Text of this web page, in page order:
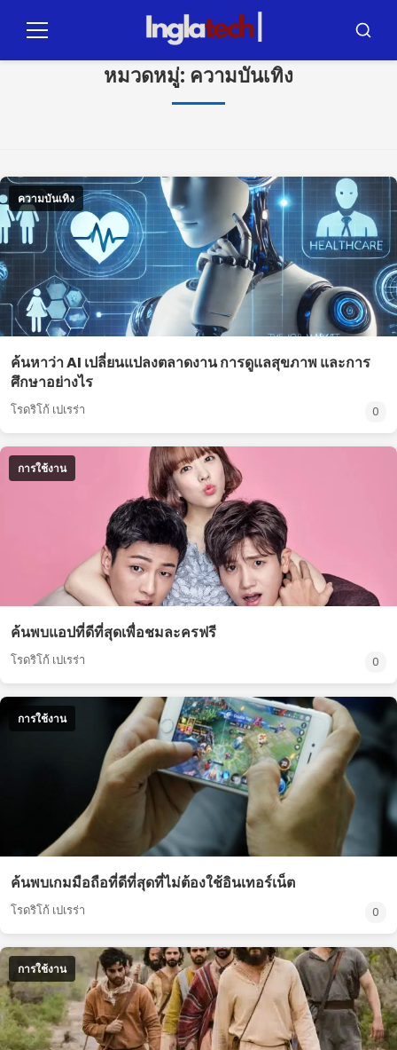
เมนู
บัส
หมวดหมู่: ความบันเทิง
ความบันเทิง
ค้นหาว่า AI เปลี่ยนแปลงตลาดงาน การดูแลสุขภาพ และการ
ศึกษาอย่างไร
โรดริโก้ เปเรร่า 0
การใช้งาน
ค้นพบแอปที่ดีที่สุดเพื่อชมละครฟรี
โรดริโก้ เปเรร่า 0
การใช้งาน
ค้นพบเกมมือถือที่ดีที่สุดที่ไม่ต้องใช้อินเทอร์เน็ต
โรดริโก้ เปเรร่า 0
การใช้งาน